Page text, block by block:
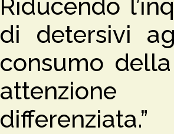
Riducendo
di detersivi
consumo
differenziata.”